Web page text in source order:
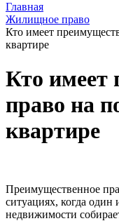
Главная
Жилищное право
Кто имеет
квартире
Кто имеет
право на
квартире
Преимущественное
ситуациях, когда один
недвижимости